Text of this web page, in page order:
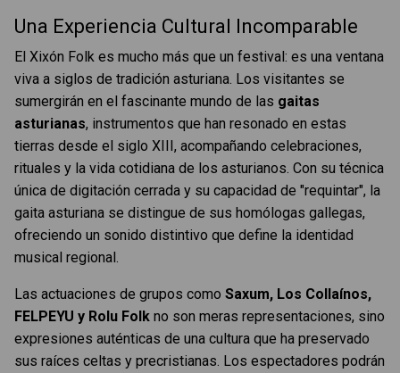
Una Experiencia Cultural Incomparable
El Xixón Folk es mucho más que un festival: es una ventana
viva a siglos de tradición asturiana. Los visitantes se
sumergirán en el fascinante mundo de las gaitas
asturianas, instrumentos que han resonado en estas
tierras desde el siglo XIII, acompañando celebraciones,
rituales y la vida cotidiana de los asturianos. Con su técnica
única de digitación cerrada y su capacidad de "requintar", la
gaita asturiana se distingue de sus homólogas gallegas,
ofreciendo un sonido distintivo que define la identidad
musical regional.
Las actuaciones de grupos como Saxum, Los Collaínos,
FELPEYU y Rolu Folk no son meras representaciones, sino
expresiones auténticas de una cultura que ha preservado
sus raíces celtas y precristianas. Los espectadores podrán